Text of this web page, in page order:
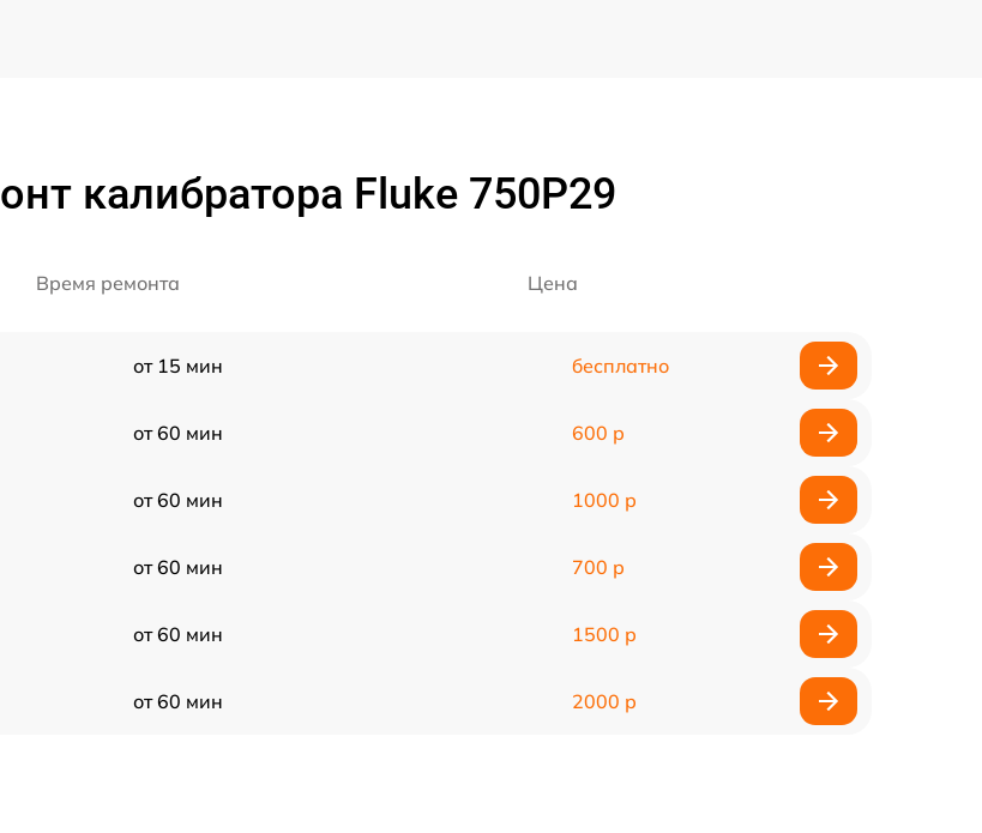
калибратора Fluke 750P29
Время ремонта Цена
от 15 мин бесплатно
от 60 мин 600 р
от 60 мин 1000 р
от 60 мин 700 р
от 60 мин 1500 р
от 60 мин 2000 р